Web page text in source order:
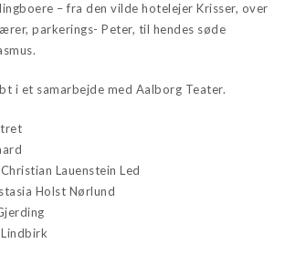
– fra den vilde hotelejer Krisser, over
parkerings- Peter, til hendes søde
i et samarbejde med Aalborg Teater.
Lauenstein Led
Holst Nørlund